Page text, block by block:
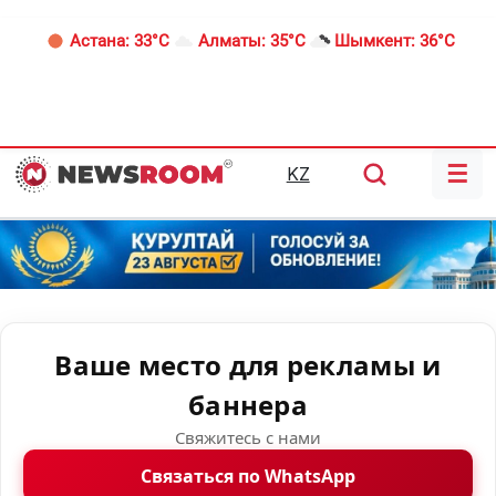
Астана: 33°C Алматы: 35°C Шымкент: 36°C
KZ ☰
Ваше место для рекламы и
баннера
Свяжитесь с нами
Связаться по WhatsApp